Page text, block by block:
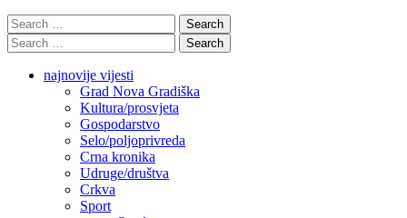
Search
Search
najnovije vijesti
Grad Nova Gradiška
Kultura/prosvjeta
Gospodarstvo
Selo/poljoprivreda
Crna kronika
Udruge/društva
Crkva
Sport